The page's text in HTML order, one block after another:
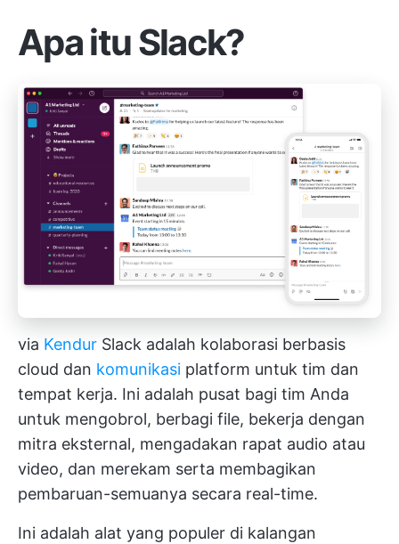
Apa itu Slack?
via Kendur Slack adalah kolaborasi berbasis
cloud dan komunikasi platform untuk tim dan
tempat kerja. Ini adalah pusat bagi tim Anda
untuk mengobrol, berbagi file, bekerja dengan
mitra eksternal, mengadakan rapat audio atau
video, dan merekam serta membagikan
pembaruan-semuanya secara real-time.
Ini adalah alat yang populer di kalangan